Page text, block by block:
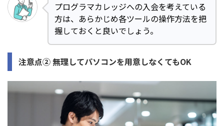
プログラマカレッジへの入会を考えている
方は、あらかじめ各ツールの操作方法を把
握しておくと良いでしょう。
注意点② 無理してパソコンを用意しなくてもOK